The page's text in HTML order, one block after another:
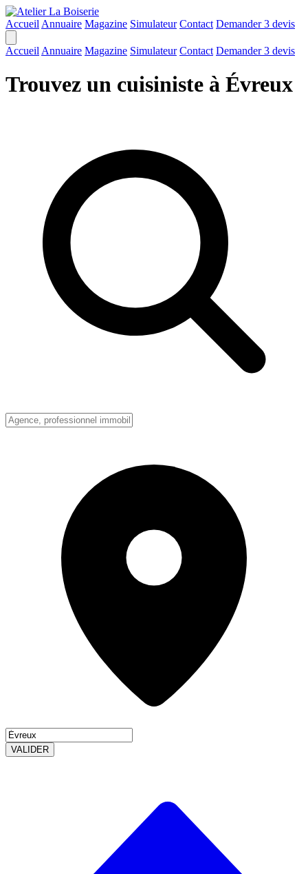
Accueil Annuaire Magazine Simulateur Contact Demander 3 devis
Accueil Annuaire Magazine Simulateur Contact Demander 3 devis
Trouvez un cuisiniste à Évreux
VALIDER